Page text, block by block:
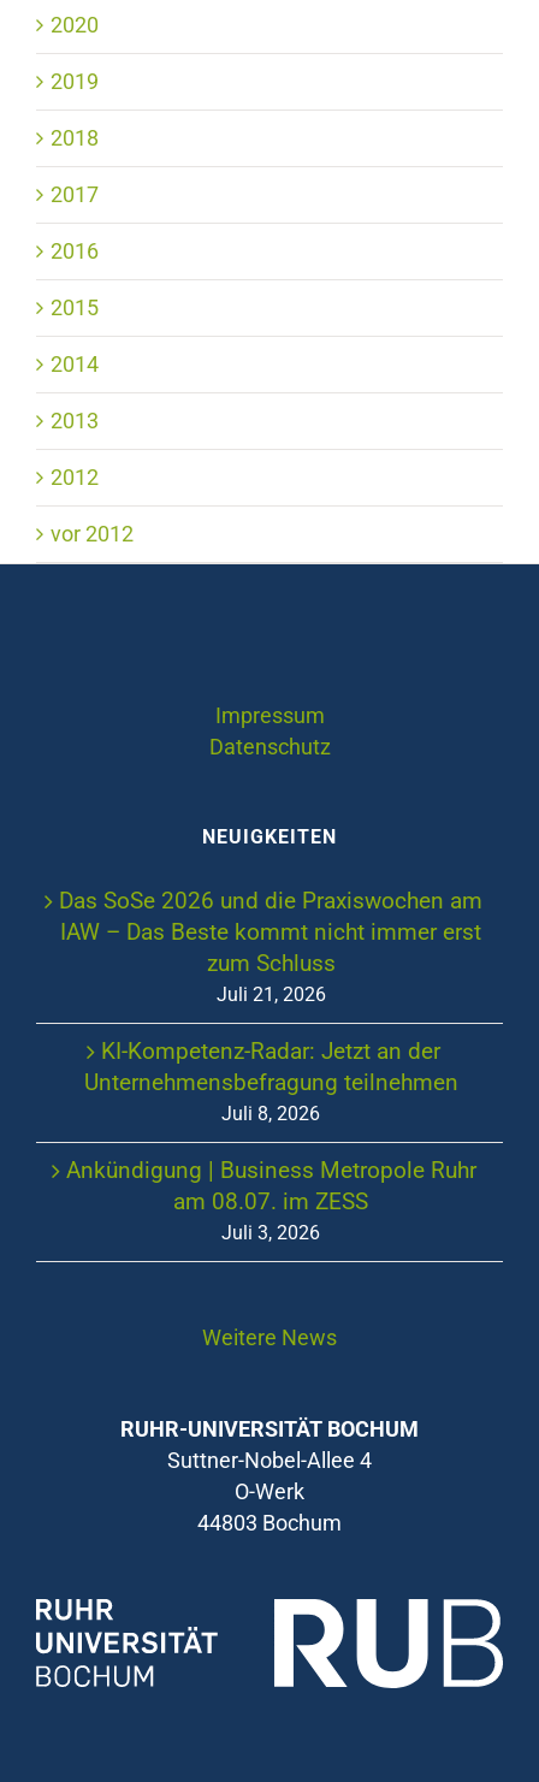
2020
2019
2018
2017
2016
2015
2014
2013
2012
vor 2012
Impressum
Datenschutz
NEUIGKEITEN
Das SoSe 2026 und die Praxiswochen am
IAW – Das Beste kommt nicht immer erst
zum Schluss
Juli 21, 2026
KI-Kompetenz-Radar: Jetzt an der
Unternehmensbefragung teilnehmen
Juli 8, 2026
Ankündigung | Business Metropole Ruhr
am 08.07. im ZESS
Juli 3, 2026
Weitere News
RUHR-UNIVERSITÄT BOCHUM
Suttner-Nobel-Allee 4
O-Werk
44803 Bochum